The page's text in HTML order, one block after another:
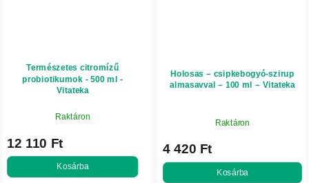
Természetes citromízű
probiotikumok - 500 ml -
Vitateka
Raktáron
12 110 Ft
Kosárba
Holosas – csipkebogyó-szirup
almasavval – 100 ml – Vitateka
Raktáron
4 420 Ft
Kosárba